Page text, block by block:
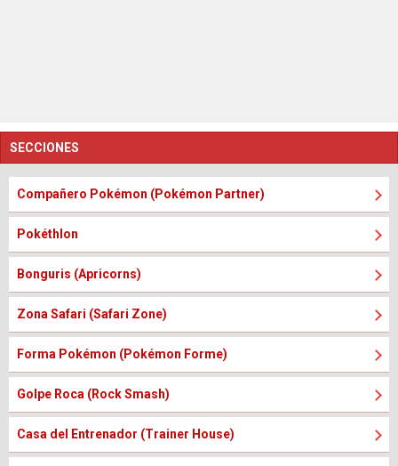
SECCIONES
Compañero Pokémon (Pokémon Partner)
Pokéthlon
Bonguris (Apricorns)
Zona Safari (Safari Zone)
Forma Pokémon (Pokémon Forme)
Golpe Roca (Rock Smash)
Casa del Entrenador (Trainer House)